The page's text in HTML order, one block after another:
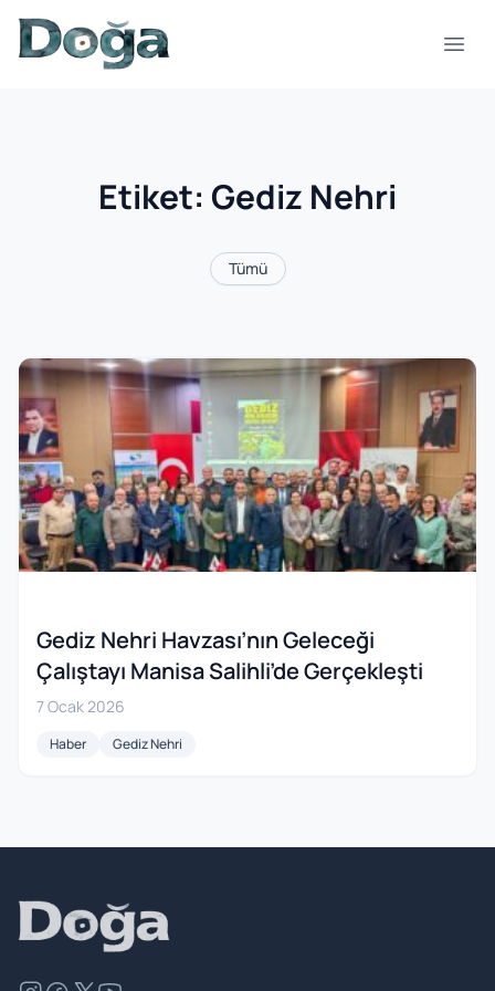
İçeriğe geç
Etiket: Gediz Nehri
Tümü
Gediz Nehri Havzası’nın Geleceği
Çalıştayı Manisa Salihli’de Gerçekleşti
7 Ocak 2026
Haber Gediz Nehri